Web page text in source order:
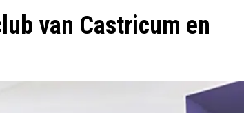
van Castricum en